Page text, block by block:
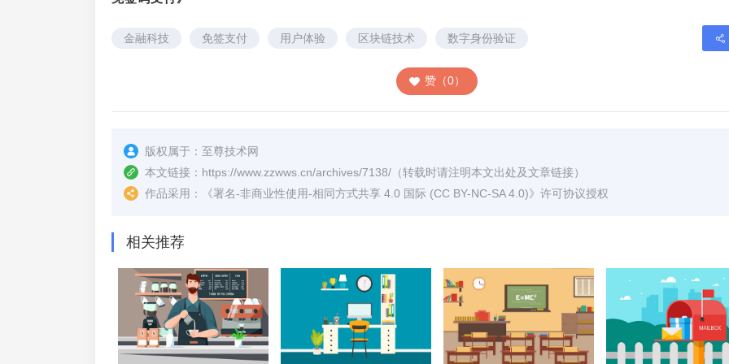
金融科技 免签支付 用户体验 区块链技术 数字身份验证
赞（0）
版权属于： 至尊技术网
本文链接： https://www.zzwws.cn/archives/7138/ （转载时请注明本文出处及文章链接）
作品采用：
《署名-非商业性使用-相同方式共享 4.0 国际 (CC BY-NC-SA 4.0)》许可协议授权
相关推荐